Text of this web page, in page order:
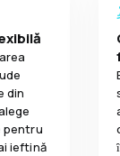
din
pentru
ieftină